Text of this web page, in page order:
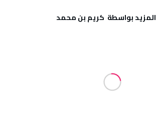
‫‫المزيد بواسطة‬ ‬ كريم بن محمد